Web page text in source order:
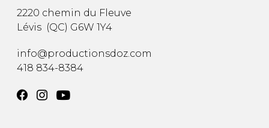
2220 chemin du Fleuve
Lévis (QC) G6W 1Y4
info@productionsdoz.com
418 834-8384